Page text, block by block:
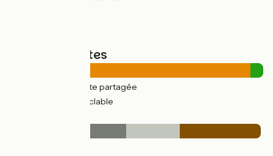
Types de routes
(95%) Route partagée
(5%) Voie cyclable